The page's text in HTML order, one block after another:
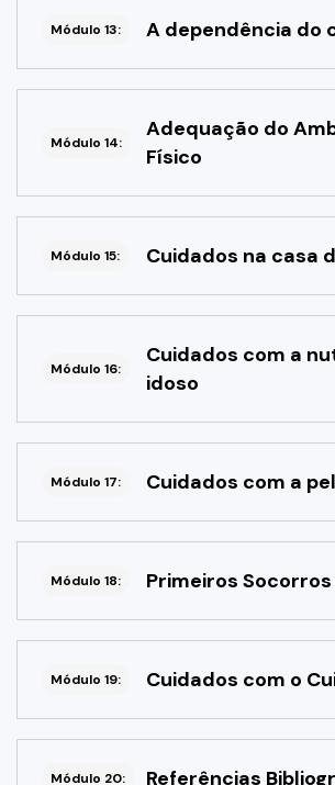
Módulo 13: A dependência do
Módulo 14:
Adequação do
Físico
Módulo 15: Cuidados na casa
Módulo 16:
Cuidados com a
idoso
Módulo 17: Cuidados com a
Módulo 18: Primeiros
Módulo 19: Cuidados com o
Módulo 20: Referências